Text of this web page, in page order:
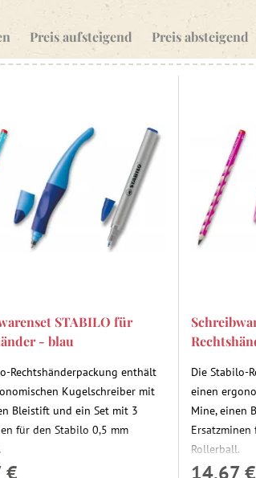
Preis aufsteigend Preis absteigend
STABILO für
- blau
Rechtshänderpackung enthält
Kugelschreiber mit
Bleistift und ein Set mit 3
für den Stabilo 0,5 mm
€
Die Stabilo-
einen
Mine, einen
Rollerball.
14,67 €